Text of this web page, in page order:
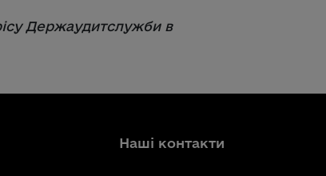
Держаудитслужби в
Наші контакти